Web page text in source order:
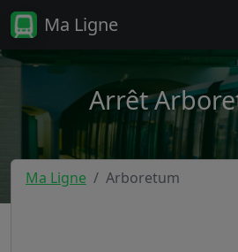
Ma Ligne
Arrêt
Ma Ligne Arboretum